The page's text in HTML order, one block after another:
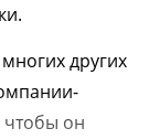
других
чтобы он